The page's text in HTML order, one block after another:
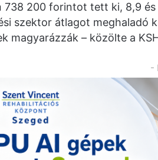
738 200 forintot tett ki, 8,9
szektor átlagot meghaladó
magyarázzák – közölte a
-